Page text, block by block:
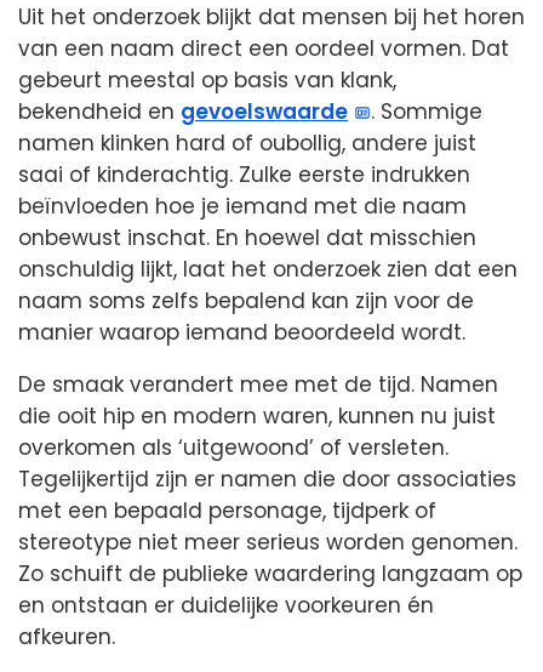
Uit het onderzoek blijkt dat mensen bij het horen
van een naam direct een oordeel vormen. Dat
gebeurt meestal op basis van klank,
bekendheid en gevoelswaarde
. Sommige
namen klinken hard of oubollig, andere juist
saai of kinderachtig. Zulke eerste indrukken
beïnvloeden hoe je iemand met die naam
onbewust inschat. En hoewel dat misschien
onschuldig lijkt, laat het onderzoek zien dat een
naam soms zelfs bepalend kan zijn voor de
manier waarop iemand beoordeeld wordt.
De smaak verandert mee met de tijd. Namen
die ooit hip en modern waren, kunnen nu juist
overkomen als ‘uitgewoond’ of versleten.
Tegelijkertijd zijn er namen die door associaties
met een bepaald personage, tijdperk of
stereotype niet meer serieus worden genomen.
Zo schuift de publieke waardering langzaam op
en ontstaan er duidelijke voorkeuren én
afkeuren.